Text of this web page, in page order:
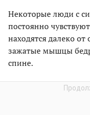
Некоторые люди с
постоянно
находятся далеко
зажатые мышцы
спине.